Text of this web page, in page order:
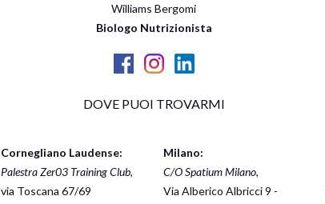
Williams Bergomi
Biologo Nutrizionista
DOVE PUOI TROVARMI
Cornegliano Laudense:
Palestra Zer03 Training Club,
via Toscana 67/69
Milano:
C/O Spatium Milano,
Via Alberico Albricci 9 -